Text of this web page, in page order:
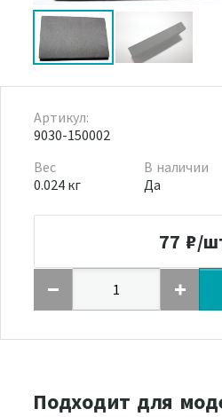
Артикул:
9030-150002
Вес
0.024 кг
В наличии
Да
77 ₽/
Подходит для